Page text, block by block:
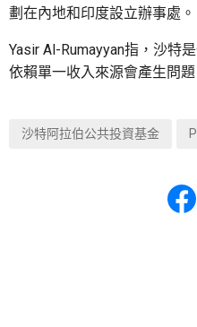
劃在內地和印度設立辦事處。
Yasir Al-Rumayyan指，沙特
依賴單一收入來源會產生問
沙特阿拉伯公共投資基金